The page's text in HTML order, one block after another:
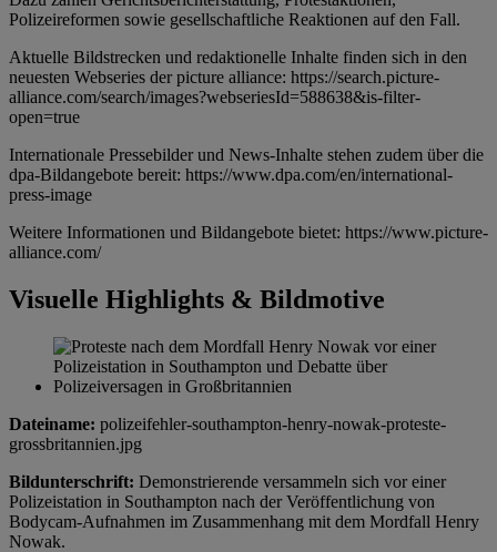
Polizeireformen sowie gesellschaftliche Reaktionen auf den Fall.
Aktuelle Bildstrecken und redaktionelle Inhalte finden sich in den
neuesten Webseries der picture alliance: https://search.picture-
alliance.com/search/images?webseriesId=588638&is-filter-
open=true
Internationale Pressebilder und News-Inhalte stehen zudem über die
dpa-Bildangebote bereit: https://www.dpa.com/en/international-
press-image
Weitere Informationen und Bildangebote bietet: https://www.picture-
alliance.com/
Visuelle Highlights & Bildmotive
Dateiname: polizeifehler-southampton-henry-nowak-proteste-
grossbritannien.jpg
Bildunterschrift: Demonstrierende versammeln sich vor einer
Polizeistation in Southampton nach der Veröffentlichung von
Bodycam-Aufnahmen im Zusammenhang mit dem Mordfall Henry
Nowak.